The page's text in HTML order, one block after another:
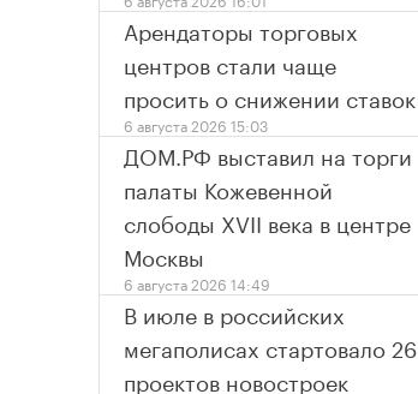
Арендаторы торговых
центров стали чаще
просить о снижении ставок
6 августа 2026 15:03
ДОМ.РФ выставил на торги
палаты Кожевенной
слободы XVII века в центре
Москвы
6 августа 2026 14:49
В июле в российских
мегаполисах стартовало 26
проектов новостроек